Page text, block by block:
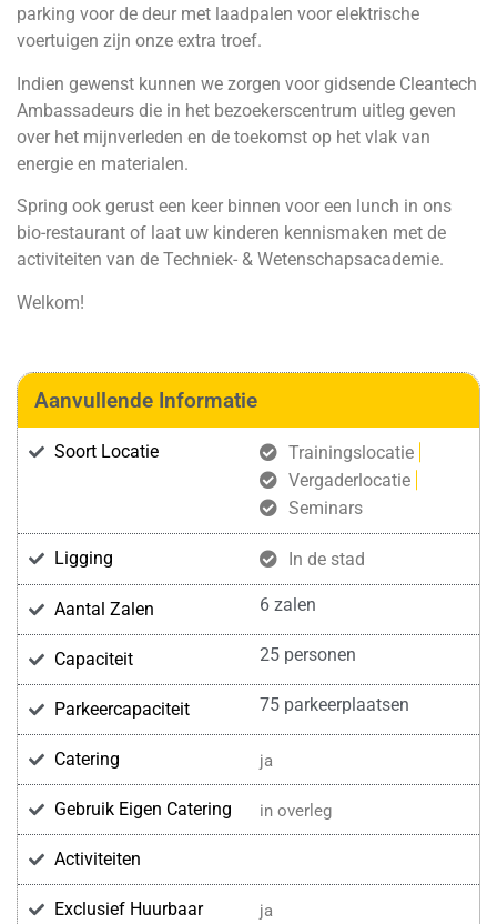
parking voor de deur met laadpalen voor elektrische
voertuigen zijn onze extra troef.
Indien gewenst kunnen we zorgen voor gidsende Cleantech
Ambassadeurs die in het bezoekerscentrum uitleg geven
over het mijnverleden en de toekomst op het vlak van
energie en materialen.
Spring ook gerust een keer binnen voor een lunch in ons
bio-restaurant of laat uw kinderen kennismaken met de
activiteiten van de Techniek- & Wetenschapsacademie.
Welkom!
Aanvullende Informatie
Soort Locatie
Trainingslocatie
Vergaderlocatie
Seminars
Ligging In de stad
Aantal Zalen 6 zalen
Capaciteit 25 personen
Parkeercapaciteit 75 parkeerplaatsen
Catering ja
Gebruik Eigen Catering in overleg
Activiteiten
Exclusief Huurbaar ja